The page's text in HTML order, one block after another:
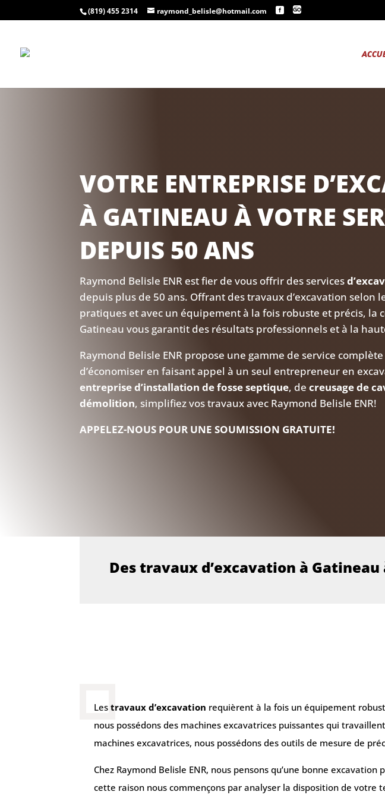
(819) 455 2314 raymond_belisle@hotmail.com
VOTRE ENTREPRISE
À GATINEAU À VOTRE
DEPUIS 50 ANS
Raymond Belisle ENR est fier de vous offrir des services
depuis plus de 50 ans. Offrant des travaux d’excavation selon
pratiques et avec un équipement à la fois robuste et précis, la
Gatineau vous garantit des résultats professionnels et à la
Raymond Belisle ENR propose une gamme de service
d’économiser en faisant appel à un seul entrepreneur en
entreprise d’installation de fosse septique, decreusage de
démolition, simplifiez vos travaux avec Raymond Belisle ENR!
APPELEZ-NOUS POUR UNE SOUMISSION GRATUITE!
Des travaux d’excavation à
Lestravaux d’excavation requièrent à la fois un équipement
nous possédons des machines excavatrices puissantes qui
machines excavatrices, nous possédons des outils de mesure de
Chez Raymond Belisle ENR, nous pensons qu’une bonne
cette raison nous commençons par analyser la disposition de